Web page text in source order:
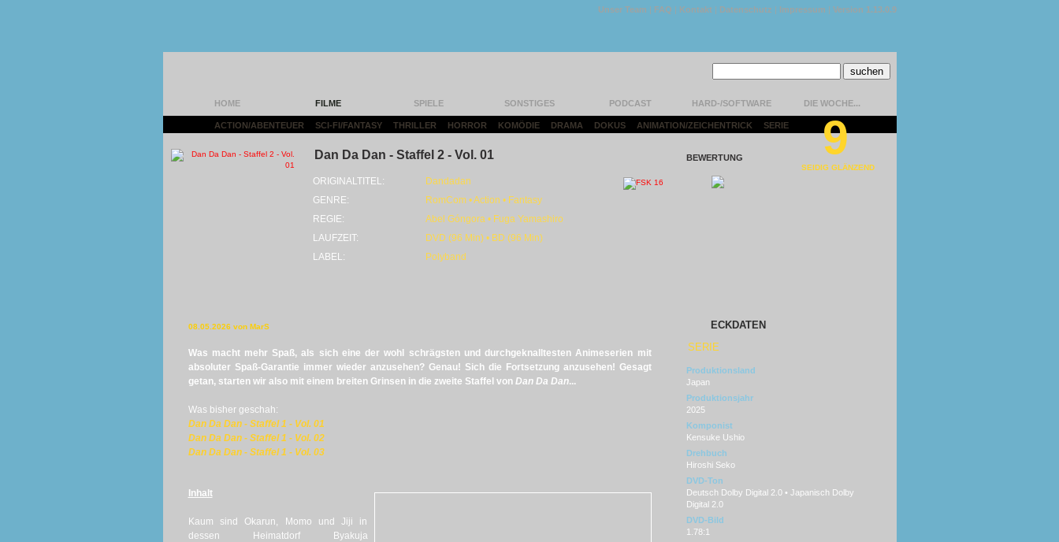
Unser Team | FAQ | Kontakt | Datenschutz | Impressum | Version 1.13.0.9
HOME FILME SPIELE SONSTIGES PODCAST HARD-/SOFTWARE DIE WOCHE...
ACTION/ABENTEUER SCI-FI/FANTASY THRILLER HORROR KOMÖDIE DRAMA DOKUS ANIMATION/ZEICHENTRICK SERIE
Dan Da Dan - Staffel 2 - Vol. 01
ORIGINALTITEL:
Dandadan
GENRE:
RomCom • Action • Fantasy
REGIE:
Abel Góngora • Fuga Yamashiro
LAUFZEIT:
DVD (96 Min) • BD (96 Min)
LABEL:
Polyband
BEWERTUNG 9
SEIDIG GLÄNZEND
08.05.2026 von MarS
Was macht mehr Spaß, als sich eine der wohl schrägsten und durchgeknalltesten Animeserien mit
absoluter Spaß-Garantie immer wieder anzusehen? Genau! Sich die Fortsetzung anzusehen! Gesagt
getan, starten wir also mit einem breiten Grinsen in die zweite Staffel vonDan Da Dan...
Was bisher geschah:
Dan Da Dan - Staffel 1 - Vol. 01
Dan Da Dan - Staffel 1 - Vol. 02
Dan Da Dan - Staffel 1 - Vol. 03
Inhalt
Kaum sind Okarun, Momo und Jiji in
dessen Heimatdorf Byakuja
ECKDATEN
SERIE
Produktionsland
Japan
Produktionsjahr
2025
Komponist
Kensuke Ushio
Drehbuch
Hiroshi Seko
DVD-Ton
Deutsch Dolby Digital 2.0 • Japanisch Dolby
Digital 2.0
DVD-Bild
1.78:1